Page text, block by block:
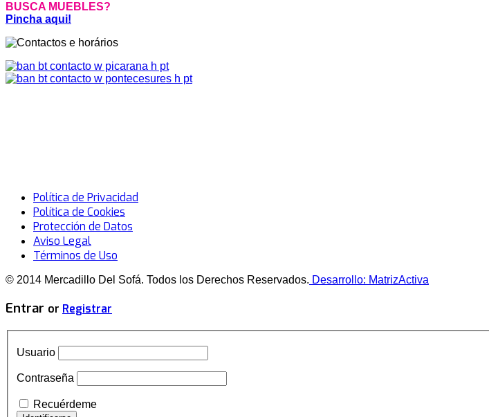
BUSCA MUEBLES?
Pincha aqui!
Política de Privacidad
Política de Cookies
Protección de Datos
Aviso Legal
Términos de Uso
© 2014 Mercadillo Del Sofá. Todos los Derechos Reservados. Desarrollo: MatrizActiva
Entrar or Registrar
Usuario
Contraseña
Recuérdeme